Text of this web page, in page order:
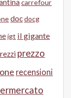
carrefour
docdocg
igt il gigante
prezzo
recensioni